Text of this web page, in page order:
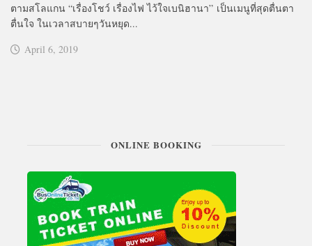
ตามสโลแกน “เรื่องโชว์ เรื่องไฟ ไว้ใจเบนิฮานา” เป็นเมนูที่สุดตื่นตา
ตื่นใจ ในเวลาสบายๆวันหยุด...
April 6, 2019
ONLINE BOOKING